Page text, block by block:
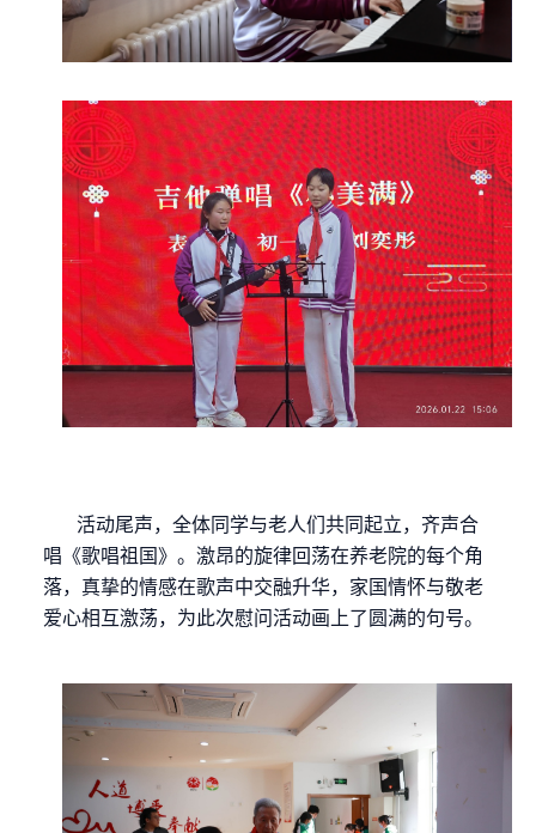
活动尾声，全体同学与老人们共同起立，齐声合
唱《歌唱祖国》。激昂的旋律回荡在养老院的每个角
落，真挚的情感在歌声中交融升华，家国情怀与敬老
爱心相互激荡，为此次慰问活动画上了圆满的句号。